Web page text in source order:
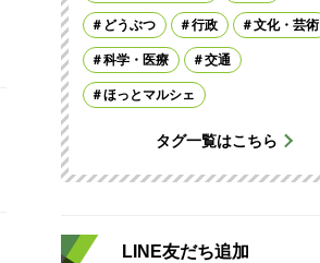
どうぶつ 行政 文化・芸術
科学・医療 交通
ほっとマルシェ
タグ一覧はこちら
LINE友だち追加